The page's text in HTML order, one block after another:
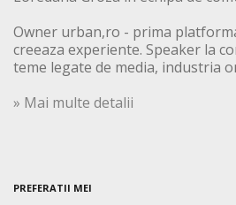
Owner urban,ro - prima
creeaza experiente. Speaker la
teme legate de media, industria
» Mai multe detalii
PREFERATII MEI